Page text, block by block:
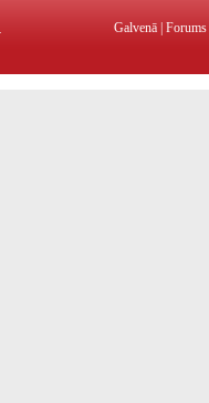
Galvenā Forums